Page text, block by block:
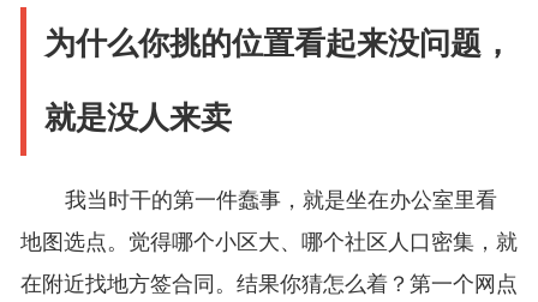
为什么你挑的位置看起来没问题，
就是没人来卖
我当时干的第一件蠢事，就是坐在办公室里看
地图选点。觉得哪个小区大、哪个社区人口密集，就
在附近找地方签合同。结果你猜怎么着？第一个网点